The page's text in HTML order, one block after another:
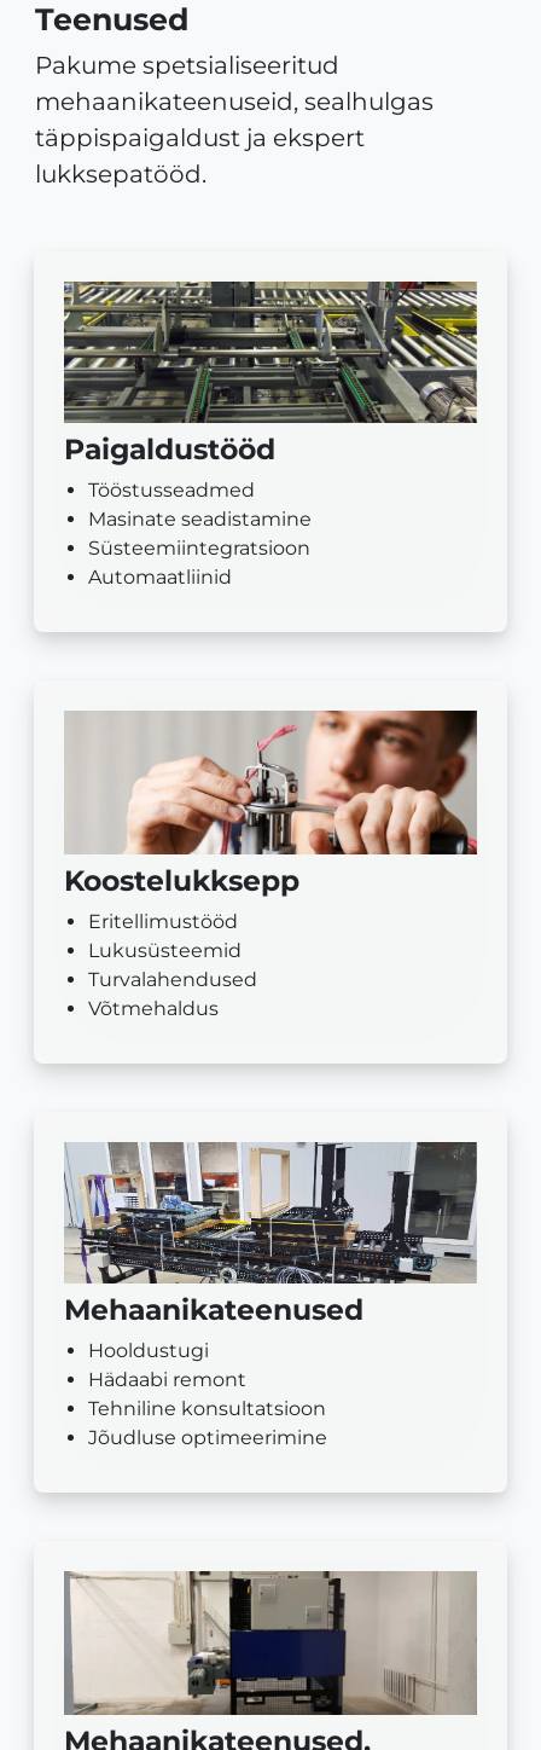
Teenused
Pakume spetsialiseeritud
mehaanikateenuseid, sealhulgas
täppispaigaldust ja ekspert
lukksepatööd.
Paigaldustööd
Tööstusseadmed
Masinate seadistamine
Süsteemiintegratsioon
Automaatliinid
Koostelukksepp
Eritellimustööd
Lukusüsteemid
Turvalahendused
Võtmehaldus
Mehaanikateenused
Hooldustugi
Hädaabi remont
Tehniline konsultatsioon
Jõudluse optimeerimine
Mehaanikateenused,